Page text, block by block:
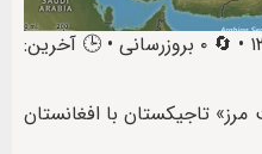
📅 انتشار: ۲۱ دلو ۱۴۰۲ ساعت ۱۳:۴۱ • 🔄 ۰ بروزرسانی • 🕒 آخرین:
تاجیکستان با افغانستان